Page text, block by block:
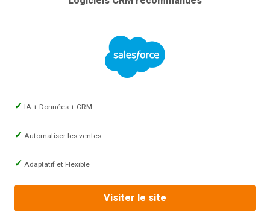
IA + Données + CRM
Automatiser les ventes
Adaptatif et Flexible
Visiter le site